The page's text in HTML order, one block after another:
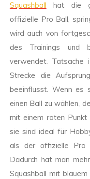
Squashball hat die
offizielle Pro Ball,
wird auch von
des Trainings und
verwendet.
Strecke die
beeinflusst. Wenn es
einen Ball zu wählen,
mit einem roten Punkt
sie sind ideal für
als der offizielle Pro
Dadurch hat man
Squashball mit